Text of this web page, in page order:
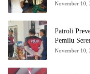
November 10,
Patroli
Pemilu
November 10,